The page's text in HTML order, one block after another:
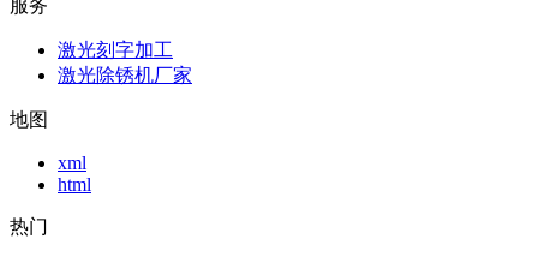
服务
激光刻字加工
激光除锈机厂家
地图
xml
html
热门